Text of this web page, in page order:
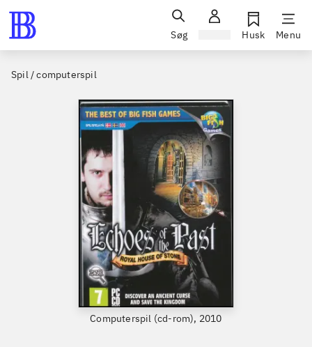
Søg Husk Menu
Spil / computerspil
Computerspil (cd-rom), 2010